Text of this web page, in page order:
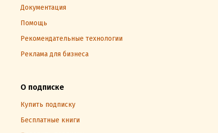
Документация
Помощь
Рекомендательные технологии
Реклама для бизнеса
О подписке
Купить подписку
Бесплатные книги